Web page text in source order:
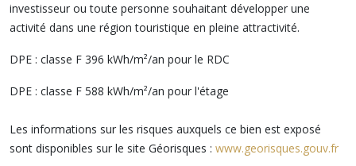
investisseur ou toute personne souhaitant développer une
activité dans une région touristique en pleine attractivité.
DPE : classe F 396 kWh/m²/an pour le RDC
DPE : classe F 588 kWh/m²/an pour l'étage
Les informations sur les risques auxquels ce bien est exposé
sont disponibles sur le site Géorisques : www.georisques.gouv.fr